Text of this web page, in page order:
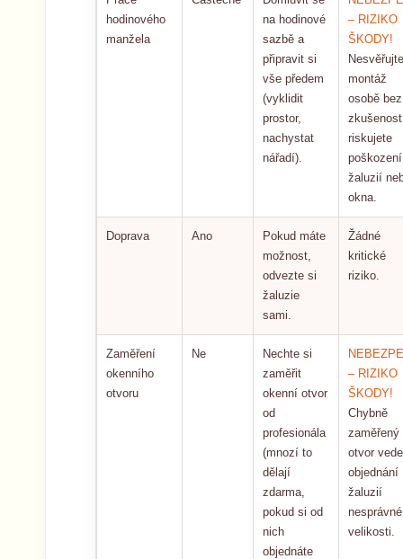
hodinového
manžela
na hodinové
sazbě a
připravit si
vše předem
(vyklidit
prostor,
nachystat
nářadí).
– RIZIKO
ŠKODY!
Nesvěřujte
montáž
osobě bez
riskujete
poškození
žaluzií
okna.
Doprava Ano
Pokud máte
možnost,
odvezte si
žaluzie
sami.
Žádné
kritické
riziko.
Zaměření
okenního
otvoru
Ne
Nechte si
zaměřit
okenní otvor
od
profesionála
(mnozí to
dělají
zdarma,
pokud si od
nich
objednáte
– RIZIKO
ŠKODY!
Chybně
zaměřený
otvor
objednání
žaluzií
nesprávné
velikosti.